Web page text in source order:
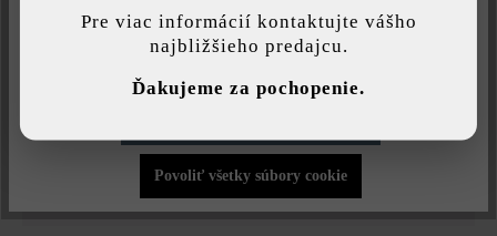
soklové lišty
Povoliť všetky súbory cookie
Pre viac informácií kontaktujte vášho
najbližšieho predajcu.
Ďakujeme za pochopenie.